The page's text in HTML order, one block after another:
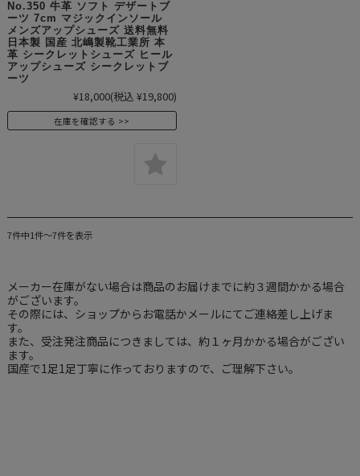
No.350 牛革 ソフト デザートブ
ーツ 7cm マジックインソール
メンズアップシューズ 送料無料
日本製 国産 北嶋製靴工業所 本
革 シークレットシューズ ヒール
アップシューズ シークレットブ
ーツ
¥18,000(税込 ¥19,800)
在庫を確認する
7件中1件～7件を表示
メーカー在庫がない場合は商品のお届けまでに約３週間かかる場合
がございます。
その際には、ショップからお電話かメールにてご連絡差し上げま
す。
また、受注発注商品につきましては、約１ヶ月かかる場合がござい
ます。
国産で1足1足丁寧に作っておりますので、ご理解下さい。